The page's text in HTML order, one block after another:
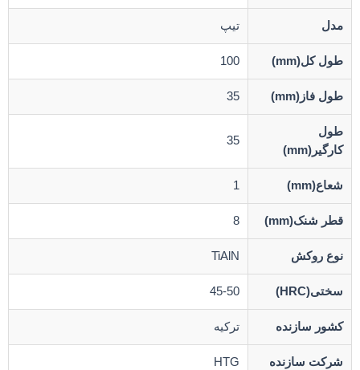
مدل تیپ
طول کل(mm) 100
طول فاز(mm) 35
طول
کارگیر(mm)
35
شعاع(mm) 1
قطر شنک(mm) 8
نوع روکش TiAlN
سختی(HRC) 45-50
کشور سازنده ترکیه
شرکت سازنده HTG